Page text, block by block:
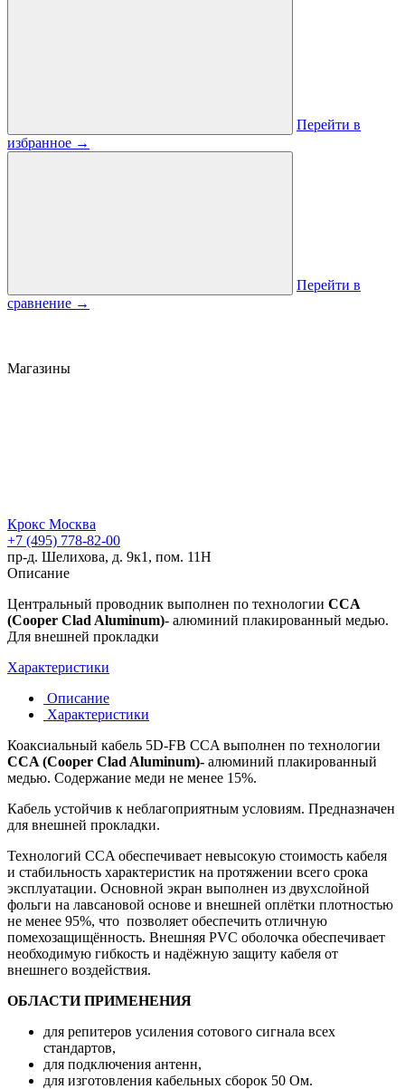
Перейти в
избранное →
Перейти в
сравнение →
Магазины
Крокс Москва
+7 (495) 778-82-00
пр-д. Шелихова, д. 9к1, пом. 11Н
Описание
Центральный проводник выполнен по технологии CCA
(Cooper Clad Aluminum)- алюминий плакированный медью.
Для внешней прокладки
Характеристики
Описание
Характеристики
Коаксиальный кабель 5D-FB CCA выполнен по технологии
CCA (Cooper Clad Aluminum)- алюминий плакированный
медью. Содержание меди не менее 15%.
Кабель устойчив к неблагоприятным условиям. Предназначен
для внешней прокладки.
Технологий CCA обеспечивает невысокую стоимость кабеля
и стабильность характеристик на протяжении всего срока
эксплуатации. Основной экран выполнен из двухслойной
фольги на лавсановой основе и внешней оплётки плотностью
не менее 95%, что позволяет обеспечить отличную
помехозащищённость. Внешняя PVC оболочка обеспечивает
необходимую гибкость и надёжную защиту кабеля от
внешнего воздействия.
ОБЛАСТИ ПРИМЕНЕНИЯ
для репитеров усиления сотового сигнала всех
стандартов,
для подключения антенн,
для изготовления кабельных сборок 50 Ом.